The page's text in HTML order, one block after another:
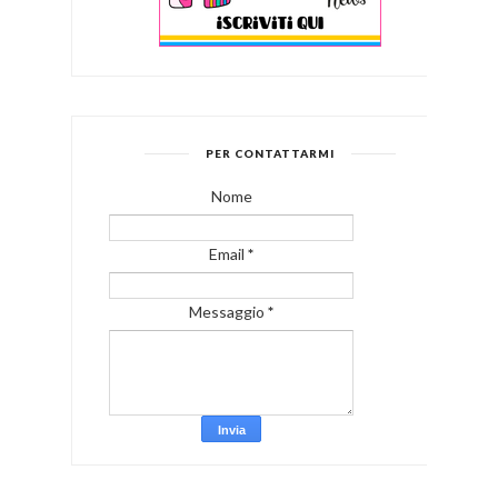
PER CONTATTARMI
Nome
Email *
Messaggio *